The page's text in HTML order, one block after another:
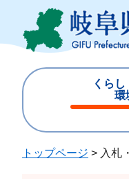
ジ
ュ
くらし
環
じ
トップページ > 入札